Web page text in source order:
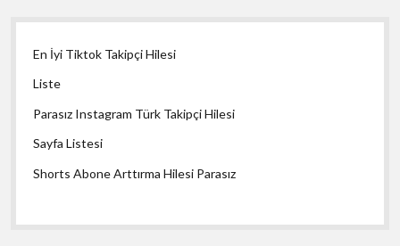
En İyi Tiktok Takipçi Hilesi
Liste
Parasız Instagram Türk Takipçi Hilesi
Sayfa Listesi
Shorts Abone Arttırma Hilesi Parasız